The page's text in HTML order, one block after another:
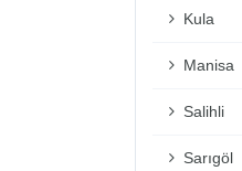
Kula
Manisa
Salihli
Sarıgöl